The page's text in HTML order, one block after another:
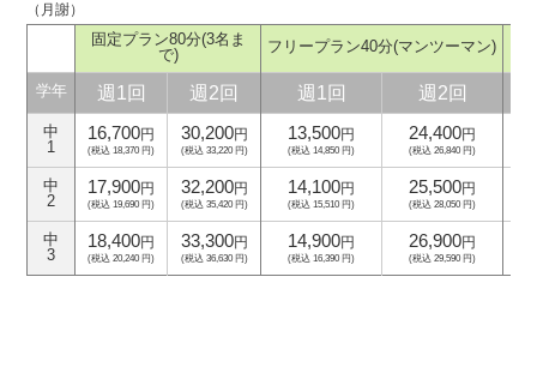
（月謝）
固定プラン80分(3名ま
で)
フリープラン40分(マンツーマン)
学年 週1回 週2回 週1回 週2回
中
1
16,700円
(税込 18,370 円)
30,200円
(税込 33,220 円)
13,500円
(税込 14,850 円)
24,400円
(税込 26,840 円)
中
2
17,900円
(税込 19,690 円)
32,200円
(税込 35,420 円)
14,100円
(税込 15,510 円)
25,500円
(税込 28,050 円)
中
3
18,400円
(税込 20,240 円)
33,300円
(税込 36,630 円)
14,900円
(税込 16,390 円)
26,900円
(税込 29,590 円)